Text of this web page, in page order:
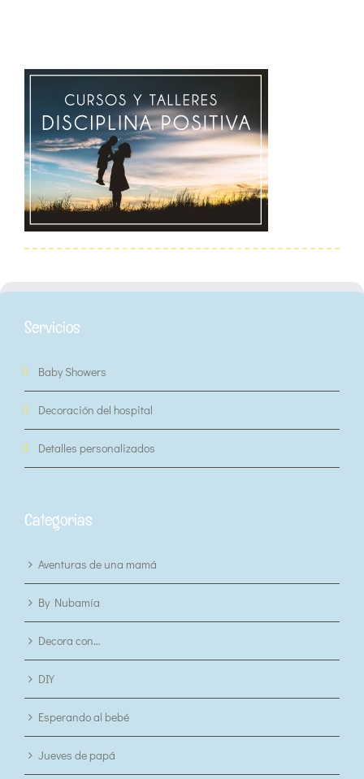
Servicios
Baby Showers
Decoración del hospital
Detalles personalizados
Categorias
Aventuras de una mamá
By Nubamía
Decora con…
DIY
Esperando al bebé
Jueves de papá